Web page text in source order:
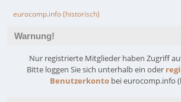
eurocomp.info (historisch)
Warnung!
Nur registrierte Mitglieder haben Zugriff
Bitte loggen Sie sich unterhalb ein oder
Benutzerkontobei eurocomp.info